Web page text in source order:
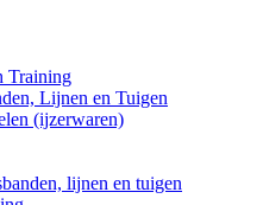
Training
Lijnen en Tuigen
(ijzerwaren)
lijnen en tuigen